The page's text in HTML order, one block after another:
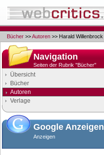
Bücher >>Autoren >> Harald Willenbrock
Navigation
Seiten der Rubrik "Bücher"
Übersicht
Bücher
Autoren
Verlage
Google Anzeigen
Anzeigen